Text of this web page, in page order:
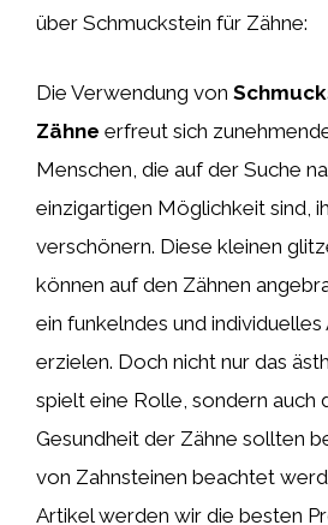
über Schmuckstein für Zähne:
Die Verwendung von
Zähne erfreut sich
Menschen, die auf der Suche
einzigartigen Möglichkeit sind,
verschönern. Diese kleinen
können auf den Zähnen
ein funkelndes und individuelles
erzielen. Doch nicht nur das
spielt eine Rolle, sondern auch
Gesundheit der Zähne sollten
von Zahnsteinen beachtet
Artikel werden wir die besten